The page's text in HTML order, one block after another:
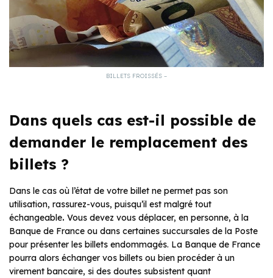
BILLETS FROISSÉS –
Dans quels cas est-il possible de
demander le remplacement des
billets ?
Dans le cas où l’état de votre billet ne permet pas son
utilisation, rassurez-vous, puisqu’il est malgré tout
échangeable. Vous devez vous déplacer, en personne, à la
Banque de France ou dans certaines succursales de la Poste
pour présenter les billets endommagés. La Banque de France
pourra alors échanger vos billets ou bien procéder à un
virement bancaire, si des doutes subsistent quant